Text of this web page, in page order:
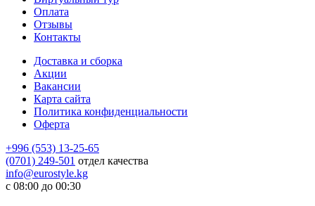
Оплата
Отзывы
Контакты
Доставка и сборка
Акции
Вакансии
Карта сайта
Политика конфиденциальности
Оферта
+996 (553) 13-25-65
(0701) 249-501 отдел качества
info@eurostyle.kg
с 08:00 до 00:30